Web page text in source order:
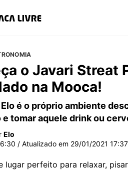
o Javari Streat
na Mooca!
é o próprio ambiente
e tomar aquele drink ou
Elo
/ Atualizado em 29/01/2021 17:37
lugar perfeito para relaxar,